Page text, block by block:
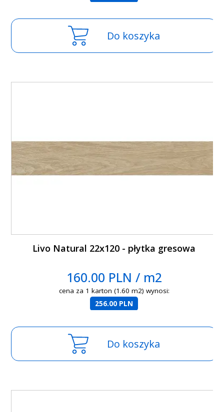
Do koszyka
Livo Natural 22x120 - płytka gresowa
160.00 PLN / m2
cena za 1 karton (1.60 m2) wynosi:
256.00 PLN
Do koszyka